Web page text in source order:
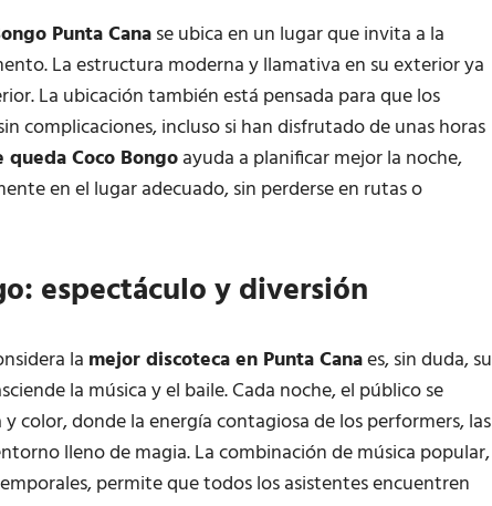
Punta Canase ubica en un lugar que invita a la
La estructura moderna y llamativa en su exterior ya
La ubicación también está pensada para que los
complicaciones, incluso si han disfrutado de unas horas
queda Coco Bongoayuda a planificar mejor la noche,
en el lugar adecuado, sin perderse en rutas o
espectáculo y diversión
la mejor discoteca en Punta Canaes, sin duda, su
la música y el baile. Cada noche, el público se
color, donde la energía contagiosa de los performers, las
lleno de magia. La combinación de música popular,
permite que todos los asistentes encuentren